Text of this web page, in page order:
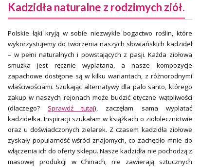
Kadzidła naturalne z rodzimych ziół.
Polskie łąki kryją w sobie niezwykłe bogactwo roślin, które
wykorzystujemy do tworzenia naszych słowiańskich kadzideł
– w pełni naturalnych i powstających z pasji. Każda ziołowa
smużka jest ręcznie wyplatana, a nasze kompozycje
zapachowe dostępne są w kilku wariantach, z różnorodnymi
właściwościami. Szukając alternatywy dla palo santo, którego
zakup w naszych rejonach może budzić etyczne wątpliwości
(dlaczego?Sprawdź tutaj), zaczęłam sama wyplatać
kadzidełka. Inspiracji szukałam w książkach o ziołolecznictwie
oraz u doświadczonych zielarek. Z czasem kadzidła ziołowe
zyskały popularność wśród znajomych, co zachęciło mnie do
włączenia ich do oferty sklepu. Nasze kadzidła nie pochodzą z
masowej produkcji w Chinach, nie zawierają sztucznych